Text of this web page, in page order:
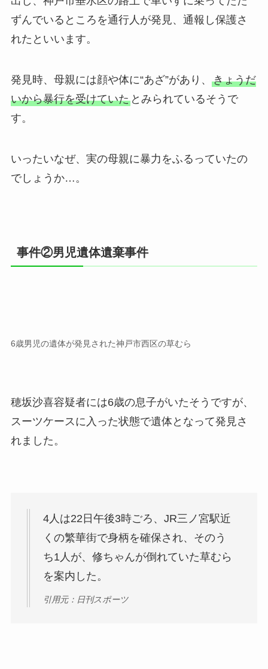
ずんでいるところを通行人が発見、通報し保護さ
れたといいます。
発見時、母親には顔や体に“あざ”があり、 きょうだ
いから暴行を受けていたとみられているそうで
す。
いったいなぜ、実の母親に暴力をふるっていたの
でしょうか…。
事件②男児遺体遺棄事件
6歳男児の遺体が発見された神戸市西区の草むら
穂坂沙喜容疑者には6歳の息子がいたそうですが、
スーツケースに入った状態で遺体となって発見さ
れました。
4人は22日午後3時ごろ、JR三ノ宮駅近
くの繁華街で身柄を確保され、そのう
ち1人が、修ちゃんが倒れていた草むら
を案内した。
引用元：日刊スポーツ